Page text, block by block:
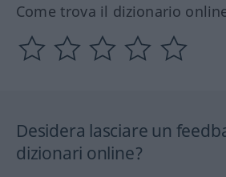
Come trova il dizionario
Desidera lasciare un
dizionari online?